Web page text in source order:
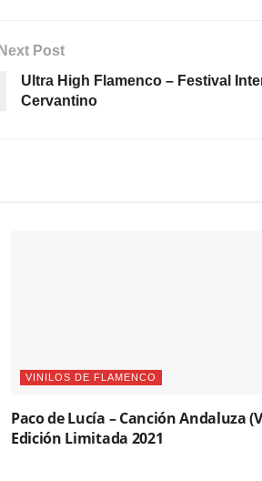
Next Post
Ultra High Flamenco – Festival
Cervantino
VINILOS DE FLAMENCO
Paco de Lucía – Canción Andaluza
Edición Limitada 2021